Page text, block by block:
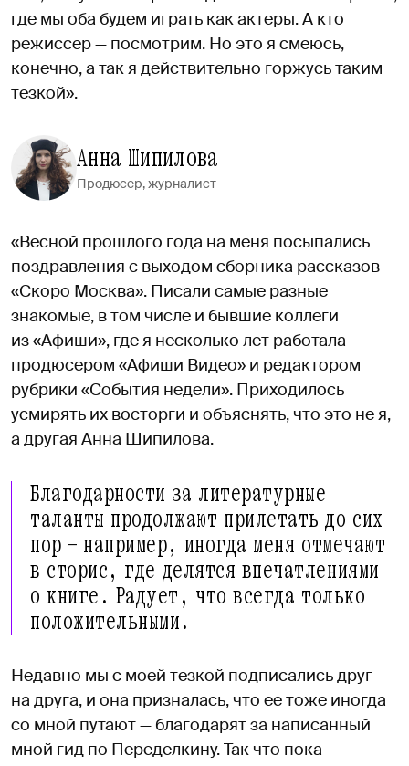
где мы оба будем играть как актеры. А кто
режиссер — посмотрим. Но это я смеюсь,
конечно, а так я действительно горжусь таким
тезкой».
Анна Шипилова
Продюсер, журналист
«Весной прошлого года на меня посыпались
поздравления с выходом сборника рассказов
«Скоро Москва». Писали самые разные
знакомые, в том числе и бывшие коллеги
из «Афиши», где я несколько лет работала
продюсером «Афиши Видео» и редактором
рубрики «События недели». Приходилось
усмирять их восторги и объяснять, что это не я,
а другая Анна Шипилова.
Благодарности за литературные
таланты продолжают прилетать до сих
пор — например, иногда меня отмечают
в сторис, где делятся впечатлениями
о книге. Радует, что всегда только
положительными.
Недавно мы с моей тезкой подписались друг
на друга, и она призналась, что ее тоже иногда
со мной путают — благодарят за написанный
мной гид по Переделкину. Так что пока